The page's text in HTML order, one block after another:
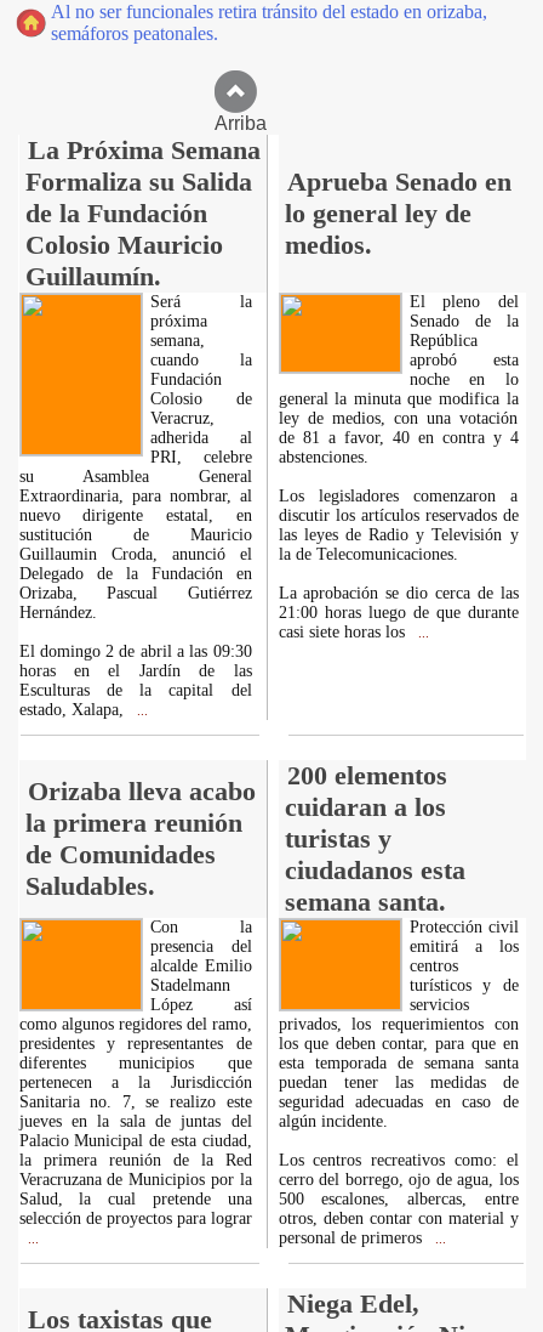
Al no ser funcionales retira tránsito del estado en orizaba,
semáforos peatonales.
Arriba
La Próxima Semana
Formaliza su Salida
de la Fundación
Colosio Mauricio
Guillaumín.
Aprueba Senado en
lo general ley de
medios.
Será la
próxima
semana,
cuando la
Fundación
Colosio de
Veracruz,
adherida al
PRI, celebre
su Asamblea General
Extraordinaria, para nombrar, al
nuevo dirigente estatal, en
sustitución de Mauricio
Guillaumin Croda, anunció el
Delegado de la Fundación en
Orizaba, Pascual Gutiérrez
Hernández.
El domingo 2 de abril a las 09:30
horas en el Jardín de las
Esculturas de la capital del
estado, Xalapa,
El pleno del
Senado de la
República
aprobó esta
noche en lo
general la minuta que modifica la
ley de medios, con una votación
de 81 a favor, 40 en contra y 4
abstenciones.
Los legisladores comenzaron a
discutir los artículos reservados de
las leyes de Radio y Televisión y
la de Telecomunicaciones.
La aprobación se dio cerca de las
21:00 horas luego de que durante
casi siete horas los
Orizaba lleva acabo
la primera reunión
de Comunidades
Saludables.
200 elementos
cuidaran a los
turistas y
ciudadanos esta
semana santa.
Con la
presencia del
alcalde Emilio
Stadelmann
López así
como algunos regidores del ramo,
presidentes y representantes de
diferentes municipios que
pertenecen a la Jurisdicción
Sanitaria no. 7, se realizo este
jueves en la sala de juntas del
Palacio Municipal de esta ciudad,
la primera reunión de la Red
Veracruzana de Municipios por la
Salud, la cual pretende una
selección de proyectos para lograr
Protección civil
emitirá a los
centros
turísticos y de
servicios
privados, los requerimientos con
los que deben contar, para que en
esta temporada de semana santa
puedan tener las medidas de
seguridad adecuadas en caso de
algún incidente.
Los centros recreativos como: el
cerro del borrego, ojo de agua, los
500 escalones, albercas, entre
otros, deben contar con material y
personal de primeros
Los taxistas que
Niega Edel,